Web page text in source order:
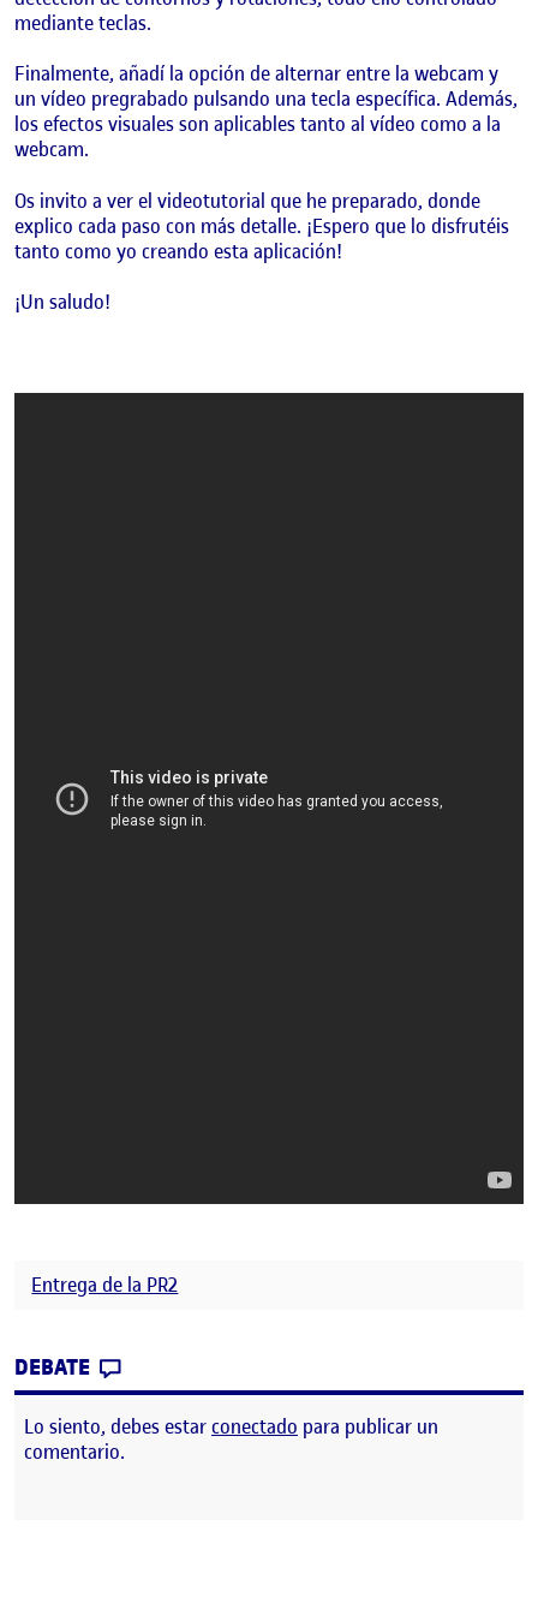
mediante teclas.
Finalmente, añadí la opción de alternar entre la webcam y
un vídeo pregrabado pulsando una tecla específica. Además,
los efectos visuales son aplicables tanto al vídeo como a la
webcam.
Os invito a ver el videotutorial que he preparado, donde
explico cada paso con más detalle. ¡Espero que lo disfrutéis
tanto como yo creando esta aplicación!
¡Un saludo!
Entrega de la PR2
DEBATE
Lo siento, debes estarconectado para publicar un
comentario.